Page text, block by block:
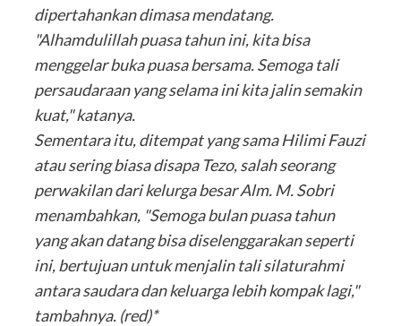
dipertahankan dimasa mendatang.
"Alhamdulillah puasa tahun ini, kita bisa
menggelar buka puasa bersama. Semoga tali
persaudaraan yang selama ini kita jalin semakin
kuat," katanya.
Sementara itu, ditempat yang sama Hilimi Fauzi
atau sering biasa disapa Tezo, salah seorang
perwakilan dari kelurga besar Alm. M. Sobri
menambahkan, "Semoga bulan puasa tahun
yang akan datang bisa diselenggarakan seperti
ini, bertujuan untuk menjalin tali silaturahmi
antara saudara dan keluarga lebih kompak lagi,"
tambahnya. (red)*